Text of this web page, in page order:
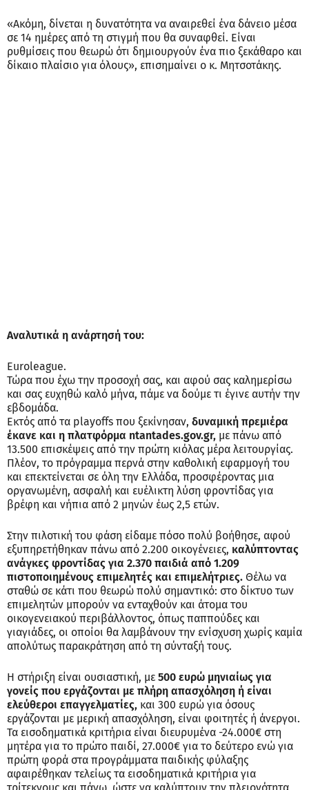
«Ακόμη, δίνεται η δυνατότητα να αναιρεθεί ένα δάνειο μέσα
σε 14 ημέρες από τη στιγμή που θα συναφθεί. Είναι
ρυθμίσεις που θεωρώ ότι δημιουργούν ένα πιο ξεκάθαρο και
δίκαιο πλαίσιο για όλους», επισημαίνει ο κ. Μητσοτάκης.
Αναλυτικά η ανάρτησή του:
Euroleague.
Τώρα που έχω την προσοχή σας, και αφού σας καλημερίσω
και σας ευχηθώ καλό μήνα, πάμε να δούμε τι έγινε αυτήν την
εβδομάδα.
Εκτός από τα playoffs που ξεκίνησαν, δυναμική πρεμιέρα
έκανε και η πλατφόρμα ntantades.gov.gr, με πάνω από
13.500 επισκέψεις από την πρώτη κιόλας μέρα λειτουργίας.
Πλέον, το πρόγραμμα περνά στην καθολική εφαρμογή του
και επεκτείνεται σε όλη την Ελλάδα, προσφέροντας μια
οργανωμένη, ασφαλή και ευέλικτη λύση φροντίδας για
βρέφη και νήπια από 2 μηνών έως 2,5 ετών.
Στην πιλοτική του φάση είδαμε πόσο πολύ βοήθησε, αφού
εξυπηρετήθηκαν πάνω από 2.200 οικογένειες, καλύπτοντας
ανάγκες φροντίδας για 2.370 παιδιά από 1.209
πιστοποιημένους επιμελητές και επιμελήτριες. Θέλω να
σταθώ σε κάτι που θεωρώ πολύ σημαντικό: στο δίκτυο των
επιμελητών μπορούν να ενταχθούν και άτομα του
οικογενειακού περιβάλλοντος, όπως παππούδες και
γιαγιάδες, οι οποίοι θα λαμβάνουν την ενίσχυση χωρίς καμία
απολύτως παρακράτηση από τη σύνταξή τους.
Η στήριξη είναι ουσιαστική, με 500 ευρώ μηνιαίως για
γονείς που εργάζονται με πλήρη απασχόληση ή είναι
ελεύθεροι επαγγελματίες, και 300 ευρώ για όσους
εργάζονται με μερική απασχόληση, είναι φοιτητές ή άνεργοι.
Τα εισοδηματικά κριτήρια είναι διευρυμένα -24.000€ στη
μητέρα για το πρώτο παιδί, 27.000€ για το δεύτερο ενώ για
πρώτη φορά στα προγράμματα παιδικής φύλαξης
αφαιρέθηκαν τελείως τα εισοδηματικά κριτήρια για